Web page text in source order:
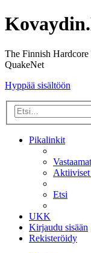
The Finnish
QuakeNet
Hyppää sisältöön
Pikalinkit
Aktiiviset
Etsi
UKK
Kirjaudu sisään
Rekisteröidy